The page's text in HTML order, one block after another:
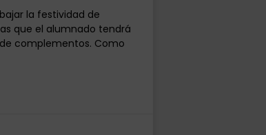
la festividad de
que el alumnado tendrá
complementos. Como